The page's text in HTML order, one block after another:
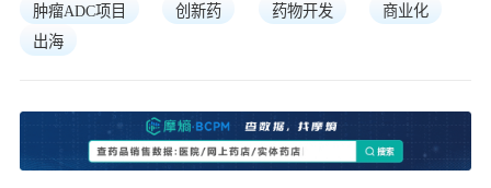
肿瘤ADC项目
创新药 药物开发
商业化
出海